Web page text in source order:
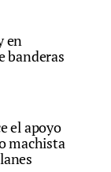
en
banderas
el apoyo
machista